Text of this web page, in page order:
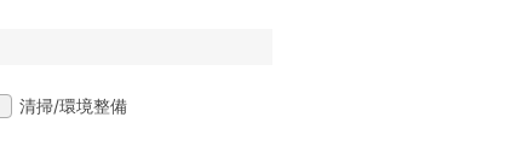
清掃/環境整備